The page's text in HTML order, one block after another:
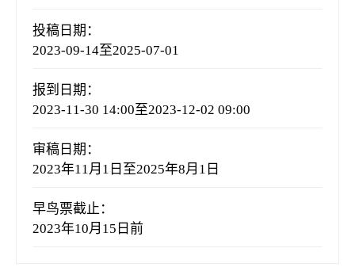
投稿日期：
2023-09-14至2025-07-01
报到日期：
2023-11-30 14:00至2023-12-02 09:00
审稿日期：
2023年11月1日至2025年8月1日
早鸟票截止：
2023年10月15日前